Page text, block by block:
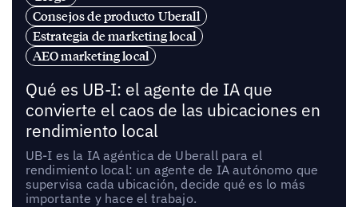
Consejos de producto Uberall
Estrategia de marketing local
AEO marketing local
Qué es UB-I: el agente de IA que
convierte el caos de las ubicaciones en
rendimiento local
UB-I es la IA agéntica de Uberall para el
rendimiento local: un agente de IA autónomo que
supervisa cada ubicación, decide qué es lo más
importante y hace el trabajo.